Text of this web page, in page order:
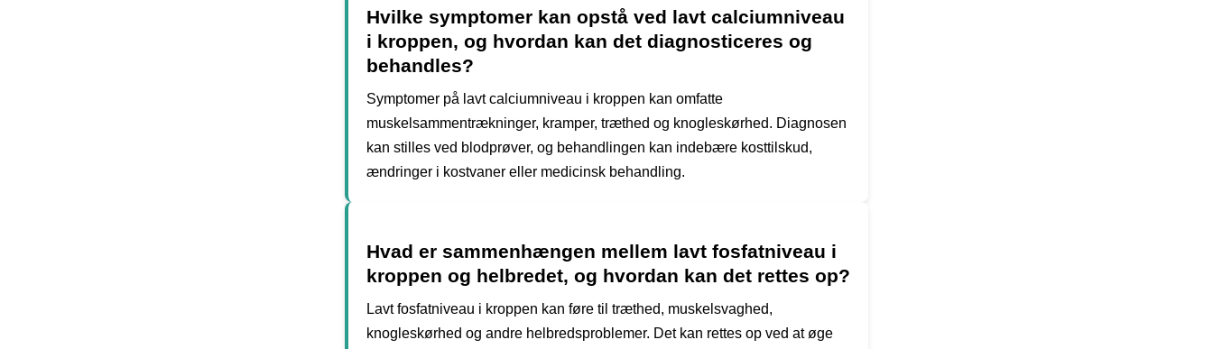
Hvilke symptomer kan opstå ved lavt calciumniveau
i kroppen, og hvordan kan det diagnosticeres og
behandles?
Symptomer på lavt calciumniveau i kroppen kan omfatte
muskelsammentrækninger, kramper, træthed og knogleskørhed. Diagnosen
kan stilles ved blodprøver, og behandlingen kan indebære kosttilskud,
ændringer i kostvaner eller medicinsk behandling.
Hvad er sammenhængen mellem lavt fosfatniveau i
kroppen og helbredet, og hvordan kan det rettes op?
Lavt fosfatniveau i kroppen kan føre til træthed, muskelsvaghed,
knogleskørhed og andre helbredsproblemer. Det kan rettes op ved at øge